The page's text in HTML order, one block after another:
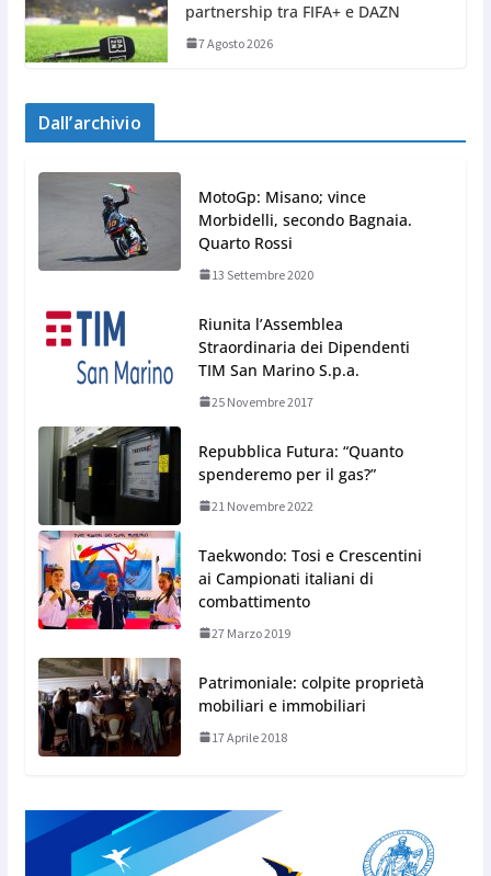
partnership tra FIFA+ e DAZN
7 Agosto 2026
Dall’archivio
MotoGp: Misano; vince
Morbidelli, secondo Bagnaia.
Quarto Rossi
13 Settembre 2020
Riunita l’Assemblea
Straordinaria dei Dipendenti
TIM San Marino S.p.a.
25 Novembre 2017
Repubblica Futura: “Quanto
spenderemo per il gas?”
21 Novembre 2022
Taekwondo: Tosi e Crescentini
ai Campionati italiani di
combattimento
27 Marzo 2019
Patrimoniale: colpite proprietà
mobiliari e immobiliari
17 Aprile 2018